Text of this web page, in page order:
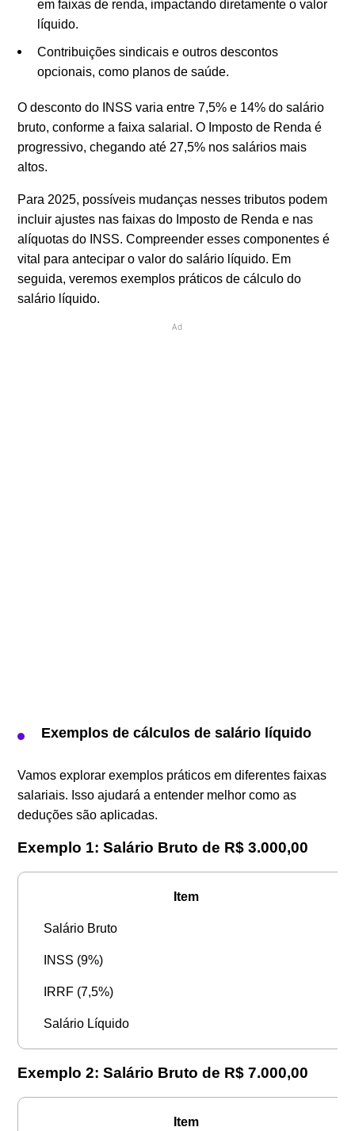
em faixas de renda, impactando diretamente o valor
líquido.
Contribuições sindicais e outros descontos
opcionais, como planos de saúde.
O desconto do INSS varia entre 7,5% e 14% do salário
bruto, conforme a faixa salarial. O Imposto de Renda é
progressivo, chegando até 27,5% nos salários mais
altos.
Para 2025, possíveis mudanças nesses tributos podem
incluir ajustes nas faixas do Imposto de Renda e nas
alíquotas do INSS. Compreender esses componentes é
vital para antecipar o valor do salário líquido. Em
seguida, veremos exemplos práticos de cálculo do
salário líquido.
Ad
Exemplos de cálculos de salário líquido
Vamos explorar exemplos práticos em diferentes faixas
salariais. Isso ajudará a entender melhor como as
deduções são aplicadas.
Exemplo 1: Salário Bruto de R$ 3.000,00
Item
Salário Bruto
INSS (9%)
IRRF (7,5%)
Salário Líquido
Exemplo 2: Salário Bruto de R$ 7.000,00
Item